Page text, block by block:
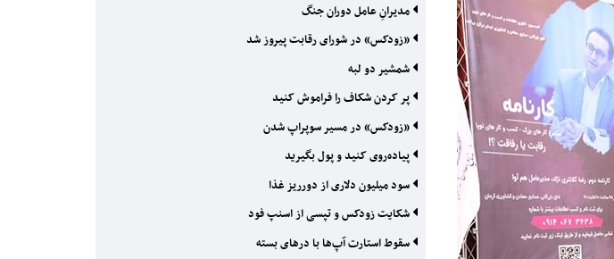
مدیرانِ عامل دوران جنگ
«زودکس» در شورای رقابت پیروز شد
شمشیر دو لبه
پر کردن شکاف را فراموش کنید
«زودکس» در مسیر سوپراپ شدن
پیاده‌‌‌روی کنید و پول بگیرید
سود میلیون دلاری از دورریز غذا
شکایت زودکس و تپسی از اسنپ فود
سقوط استارت آپ‌ها با درهای بسته